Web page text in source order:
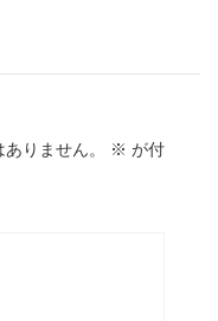
りません。 ※ が付